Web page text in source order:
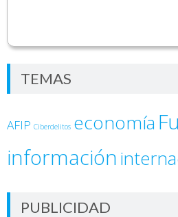
TEMAS
AFIP Ciberdelitos economía
información
PUBLICIDAD